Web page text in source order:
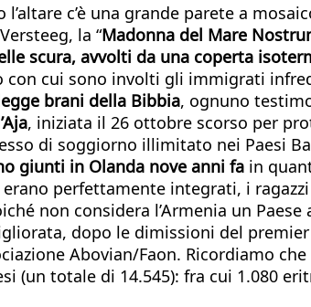
l’altare c’è una grande parete a
la “Madonna del Mare
scura, avvolti da una coperta
cui sono involti gli immigrati
brani della Bibbia, ognuno
, iniziata il 26 ottobre scorso per
di soggiorno illimitato nei Paesi
giunti in Olanda nove anni fa in
perfettamente integrati, i
non considera l’Armenia un Paese
dopo le dimissioni del
Abovian/Faon. Ricordiamo
totale di 14.545): fra cui 1.080